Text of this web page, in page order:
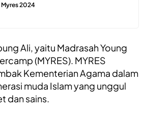
Myres 2024
Ali, yaitu Madrasah Young
(MYRES). MYRES
Kementerian Agama dalam
muda Islam yang unggul
dan sains.